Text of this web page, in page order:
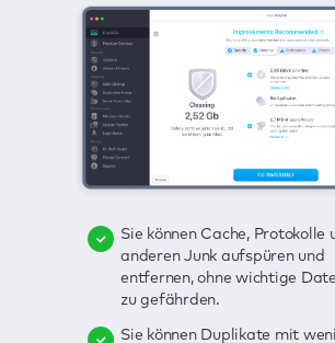
Sie können Cache, Protokolle
anderen Junk aufspüren und
entfernen, ohne wichtige
zu gefährden.
Sie können Duplikate mit
Sie können Viren löschen,
Echtzeitschutz nutzen und
mit einem Klick beseitigen.
Kreditkarten- und andere
Mit einem Klick lassen sich
möglichen Bedrohungen für
Mac ausfindig machen – Junk,
Viren, Adware, veraltete Apps